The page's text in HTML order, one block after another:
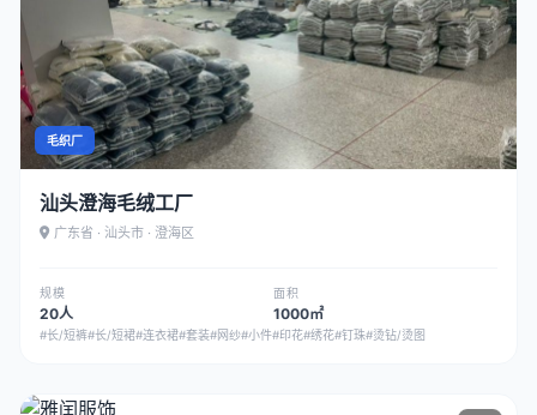
毛织厂
汕头澄海毛绒工厂
广东省 · 汕头市 · 澄海区
规模
20人
面积
1000㎡
#长/短裤#长/短裙#连衣裙#套装#网纱#小件#印花#绣花#钉珠#烫钻/烫图